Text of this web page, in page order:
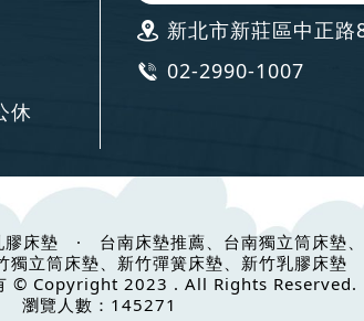
休
新北市新莊區中正
02-2990-1007
膠床墊 · 台南床墊推薦、台南獨立筒床墊
獨立筒床墊、新竹彈簧床墊、新竹乳膠床墊
© Copyright 2023 . All Rights Reserved.
瀏覽人數：145271